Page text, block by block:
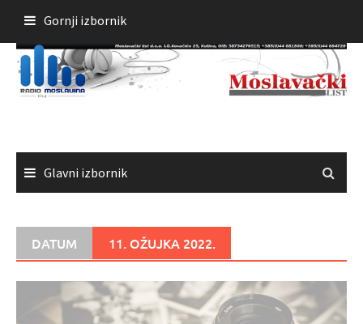
sadržaja
Gornji izbornik
Glavni izbornik
DATUM 11. OŽUJKA 2022.